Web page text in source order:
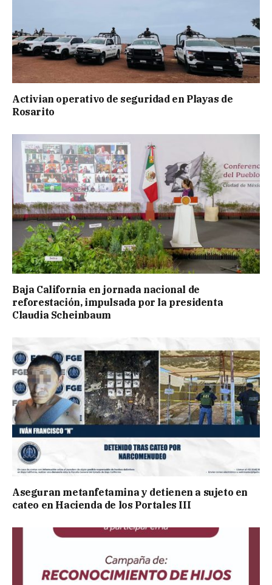
Activian operativo de seguridad en Playas de
Rosarito
Baja California en jornada nacional de
reforestación, impulsada por la presidenta
Claudia Scheinbaum
Aseguran metanfetamina y detienen a sujeto en
cateo en Hacienda de los Portales III